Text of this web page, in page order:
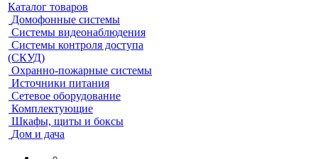
Каталог товаров
Домофонные системы
Системы видеонаблюдения
Системы контроля доступа
(СКУД)
Охранно-пожарные системы
Источники питания
Сетевое оборудование
Комплектующие
Шкафы, щиты и боксы
Дом и дача